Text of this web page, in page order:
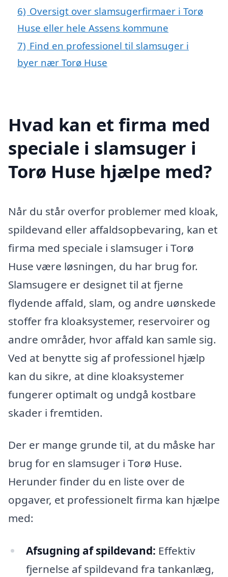
6) Oversigt over slamsugerfirmaer i Torø
Huse eller hele Assens kommune
7) Find en professionel til slamsuger i
byer nær Torø Huse
Hvad kan et firma med
speciale i slamsuger i
Torø Huse hjælpe med?
Når du står overfor problemer med kloak,
spildevand eller affaldsopbevaring, kan et
firma med speciale i slamsuger i Torø
Huse være løsningen, du har brug for.
Slamsugere er designet til at fjerne
flydende affald, slam, og andre uønskede
stoffer fra kloaksystemer, reservoirer og
andre områder, hvor affald kan samle sig.
Ved at benytte sig af professionel hjælp
kan du sikre, at dine kloaksystemer
fungerer optimalt og undgå kostbare
skader i fremtiden.
Der er mange grunde til, at du måske har
brug for en slamsuger i Torø Huse.
Herunder finder du en liste over de
opgaver, et professionelt firma kan hjælpe
med:
Afsugning af spildevand: Effektiv
fjernelse af spildevand fra tankanlæg,